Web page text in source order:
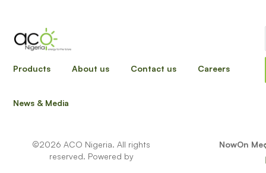
Products About us Contact us Careers
News & Media
©2026 ACO Nigeria. All rights
reserved. Powered by
NowOn